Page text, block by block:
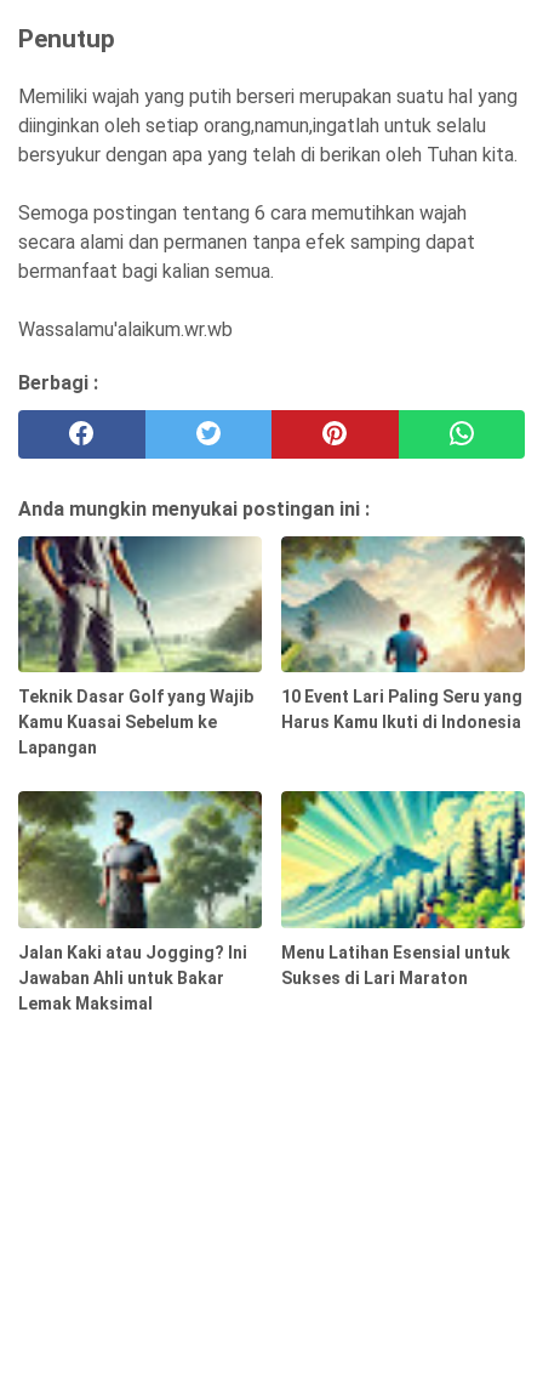
Penutup
Memiliki wajah yang putih berseri merupakan suatu hal yang
diinginkan oleh setiap orang,namun,ingatlah untuk selalu
bersyukur dengan apa yang telah di berikan oleh Tuhan kita.
Semoga postingan tentang 6 cara memutihkan wajah
secara alami dan permanen tanpa efek samping dapat
bermanfaat bagi kalian semua.
Wassalamu'alaikum.wr.wb
Berbagi :
Anda mungkin menyukai postingan ini :
Teknik Dasar Golf yang Wajib
Kamu Kuasai Sebelum ke
Lapangan
10 Event Lari Paling Seru yang
Harus Kamu Ikuti di Indonesia
Jalan Kaki atau Jogging? Ini
Jawaban Ahli untuk Bakar
Lemak Maksimal
Menu Latihan Esensial untuk
Sukses di Lari Maraton